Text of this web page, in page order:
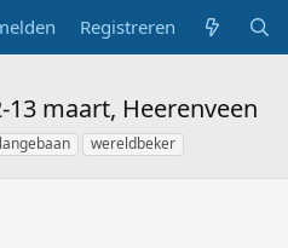
Registreren
maart, Heerenveen
langebaan wereldbeker